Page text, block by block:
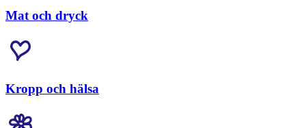
Mat och dryck
Kropp och hälsa